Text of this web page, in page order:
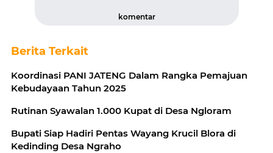
komentar
Berita Terkait
Koordinasi PANI JATENG Dalam Rangka Pemajuan
Kebudayaan Tahun 2025
Rutinan Syawalan 1.000 Kupat di Desa Ngloram
Bupati Siap Hadiri Pentas Wayang Krucil Blora di
Kedinding Desa Ngraho